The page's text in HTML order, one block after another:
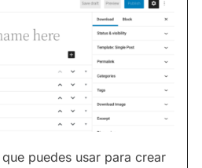
puedes usar para crear